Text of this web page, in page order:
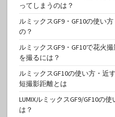
ってしまうのは？
ルミックスGF9・GF10の使い
の？
ルミックスGF9・GF10で花火
を撮るには？
ルミックスGF10の使い方・近
短撮影距離とは
LUMIXルミックスGF9/GF10の
は？